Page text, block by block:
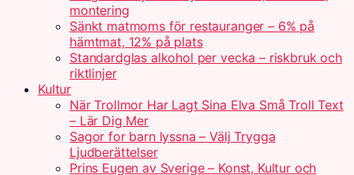
montering
Sänkt matmoms för restauranger – 6% på
hämtmat, 12% på plats
Standardglas alkohol per vecka – riskbruk och
riktlinjer
Kultur
När Trollmor Har Lagt Sina Elva Små Troll Text
– Lär Dig Mer
Sagor for barn lyssna – Välj Trygga
Ljudberättelser
Prins Eugen av Sverige – Konst, Kultur och